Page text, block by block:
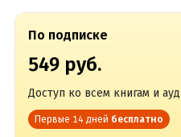
По подписке
549 руб.
Доступ ко всем книгам и
Первые 14 дней бесплатно